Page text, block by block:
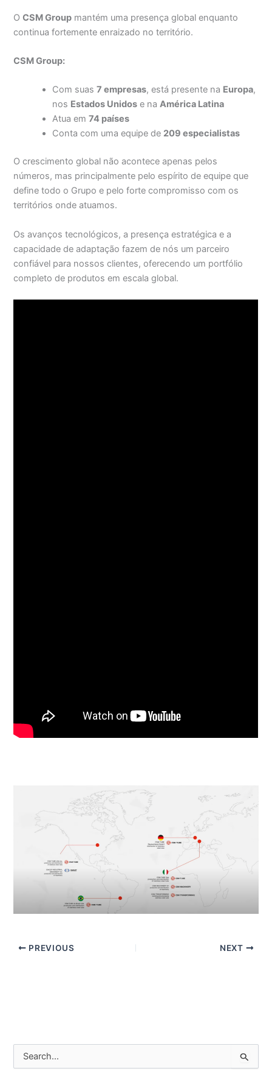
OCSM Group mantém uma presença global enquanto
continua fortemente enraizado no território.
CSM Group:
Com suas7 empresas, está presente na Europa,
nos Estados Unidos e naAmérica Latina
Atua em74 países
Conta com uma equipe de 209 especialistas
O crescimento global não acontece apenas pelos
números, mas principalmente pelo espírito de equipe que
define todo o Grupo e pelo forte compromisso com os
territórios onde atuamos.
Os avanços tecnológicos, a presença estratégica e a
capacidade de adaptação fazem de nós um parceiro
confiável para nossos clientes, oferecendo um portfólio
completo de produtos em escala global.
PREVIOUS NEXT
e